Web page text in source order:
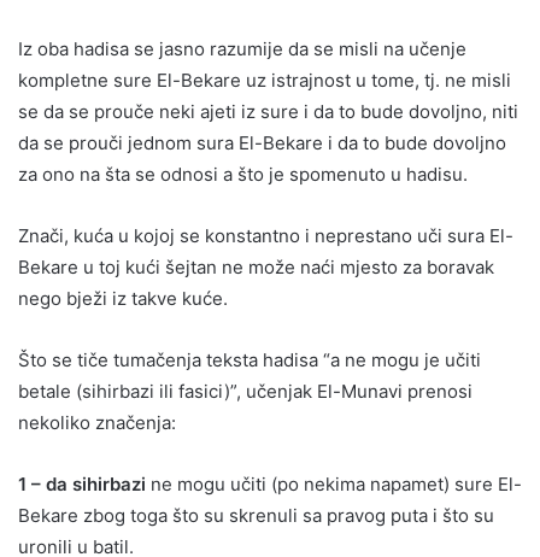
Iz oba hadisa se jasno razumije da se misli na učenje
kompletne sure El-Bekare uz istrajnost u tome, tj. ne misli
se da se prouče neki ajeti iz sure i da to bude dovoljno, niti
da se prouči jednom sura El-Bekare i da to bude dovoljno
za ono na šta se odnosi a što je spomenuto u hadisu.
Znači, kuća u kojoj se konstantno i neprestano uči sura El-
Bekare u toj kući šejtan ne može naći mjesto za boravak
nego bježi iz takve kuće.
Što se tiče tumačenja teksta hadisa “a ne mogu je učiti
betale (sihirbazi ili fasici)”, učenjak El-Munavi prenosi
nekoliko značenja:
1 – da sihirbazi ne mogu učiti (po nekima napamet) sure El-
Bekare zbog toga što su skrenuli sa pravog puta i što su
uronili u batil.